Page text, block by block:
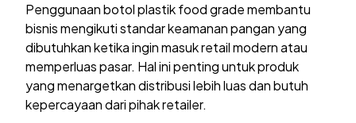
Penggunaan botol plastik food grade membantu
bisnis mengikuti standar keamanan pangan yang
dibutuhkan ketika ingin masuk retail modern atau
memperluas pasar. Hal ini penting untuk produk
yang menargetkan distribusi lebih luas dan butuh
kepercayaan dari pihak retailer.